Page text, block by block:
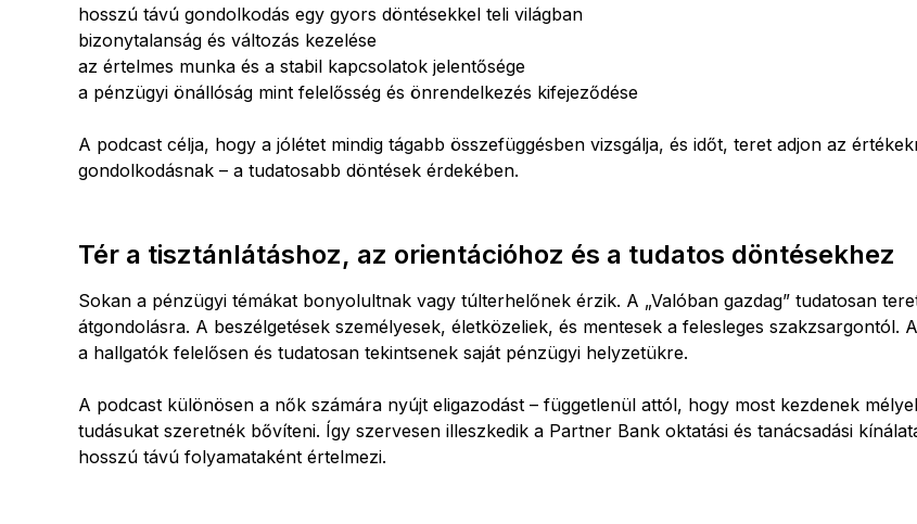
hosszú távú gondolkodás egy gyors döntésekkel teli világban
bizonytalanság és változás kezelése
az értelmes munka és a stabil kapcsolatok jelentősége
a pénzügyi önállóság mint felelősség és önrendelkezés kifejeződése
A podcast célja, hogy a jólétet mindig tágabb összefüggésben vizsgálja, és időt, teret adjon az
gondolkodásnak – a tudatosabb döntések érdekében.
Tér a tisztánlátáshoz, az orientációhoz és a tudatos döntésekhez
Sokan a pénzügyi témákat bonyolultnak vagy túlterhelőnek érzik. A „Valóban gazdag” tudatosan
átgondolásra. A beszélgetések személyesek, életközeliek, és mentesek a felesleges
a hallgatók felelősen és tudatosan tekintsenek saját pénzügyi helyzetükre.
A podcast különösen a nők számára nyújt eligazodást – függetlenül attól, hogy most kezdenek
tudásukat szeretnék bővíteni. Így szervesen illeszkedik a Partner Bank oktatási és tanácsadási
hosszú távú folyamataként értelmezi.